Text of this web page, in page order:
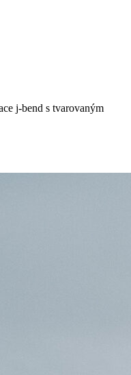
j-bend s tvarovaným